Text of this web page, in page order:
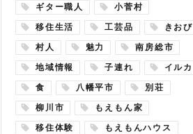
ギター職人 小菅村
移住生活 工芸品 きおび
村人 魅力 南房総市
地域情報 子連れ イルカ
食 八幡平市 別荘
柳川市 もえもん家
移住体験 もえもんハウス